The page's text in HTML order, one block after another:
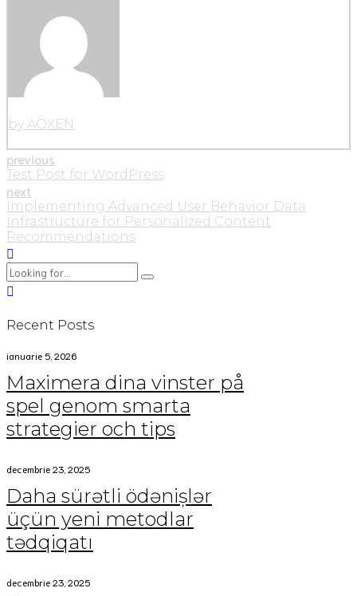
by AOXEN
previous
Test Post for WordPress
next
Implementing Advanced User Behavior Data
Infrastructure for Personalized Content
Recommendations
Recent Posts
ianuarie 5, 2026
Maximera dina vinster på
spel genom smarta
strategier och tips
decembrie 23, 2025
Daha sürətli ödənişlər
üçün yeni metodlar
tədqiqatı
decembrie 23, 2025